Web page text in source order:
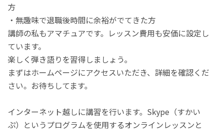
方
・無趣味で退職後時間に余裕がでてきた方
講師の私もアマチュアです。レッスン費用も安価に設定し
ています。
楽しく弾き語りを習得しましょう。
まずはホームページにアクセスいただき、詳細を確認くだ
さい。お待ちしてます。
インターネット越しに講習を行います。Skype（すかい
ぷ）というプログラムを使用するオンラインレッスンと